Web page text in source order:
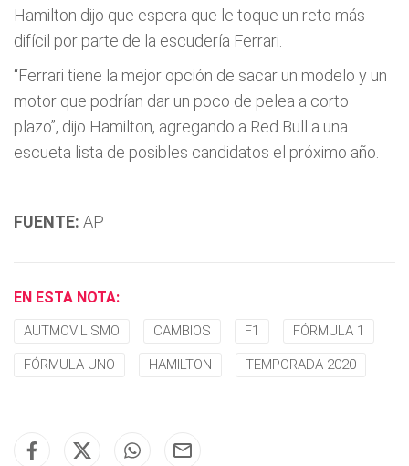
Hamilton dijo que espera que le toque un reto más
difícil por parte de la escudería Ferrari.
“Ferrari tiene la mejor opción de sacar un modelo y un
motor que podrían dar un poco de pelea a corto
plazo”, dijo Hamilton, agregando a Red Bull a una
escueta lista de posibles candidatos el próximo año.
FUENTE: AP
EN ESTA NOTA:
AUTMOVILISMO CAMBIOS F1 FÓRMULA 1
FÓRMULA UNO HAMILTON TEMPORADA 2020